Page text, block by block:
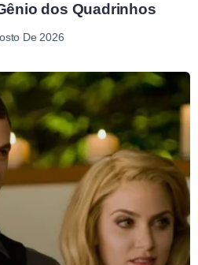
dos Quadrinhos
De 2026